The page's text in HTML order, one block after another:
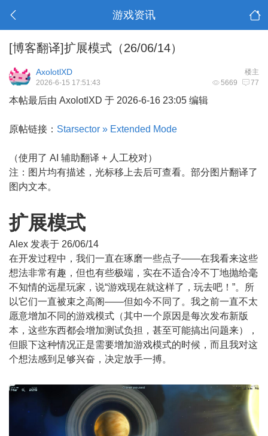
游戏资讯
[博客翻译]扩展模式（26/06/14）
楼主
AxolotlXD
5669 77
2026-6-15 17:51:43
本帖最后由 AxolotlXD 于 2026-6-16 23:05 编辑
原帖链接： Starsector » Extended Mode
（使用了 AI 辅助翻译 + 人工校对）
注：图片均有描述，光标移上去后可查看。部分图片翻译了
图内文本。
扩展模式
Alex 发表于 26/06/14
在开发过程中，我们一直在琢磨一些点子——在我看来这些
想法非常有趣，但也有些极端，实在不适合冷不丁地抛给毫
不知情的远星玩家，说“游戏现在就这样了，玩去吧！”。所
以它们一直被束之高阁——但如今不同了。我之前一直不太
愿意增加不同的游戏模式（其中一个原因是每次发布新版
本，这些东西都会增加测试负担，甚至可能搞出问题来），
但眼下这种情况正是需要增加游戏模式的时候，而且我对这
个想法感到足够兴奋，决定放手一搏。